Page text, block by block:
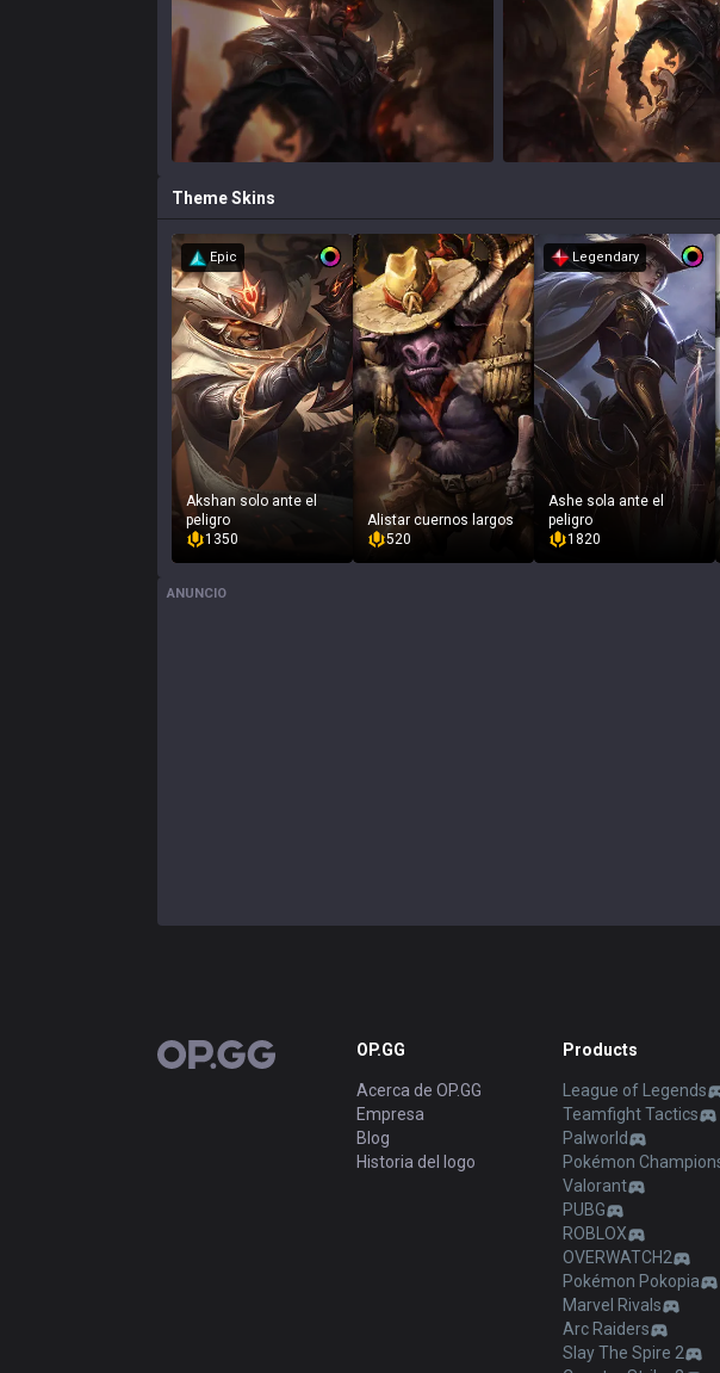
ThemeSkins
Epic
Akshan solo ante el
peligro
1350
Alistar cuernos largos
520
Legendary
Ashe sola ante el
peligro
1820
ANUNCIO
OP.GG OP.GG
Acerca de OP.GG
Empresa
Blog
Historia del logo
Products
League of Legends
Teamfight Tactics
Palworld
Pokémon
Valorant
PUBG
ROBLOX
OVERWATCH2
Pokémon Pokopia
Marvel Rivals
Arc Raiders
Slay The Spire 2